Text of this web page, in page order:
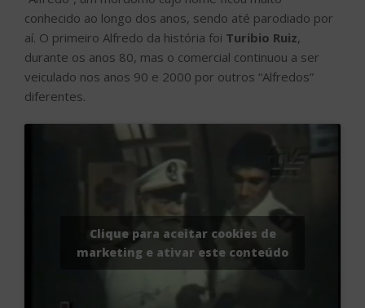
conhecido ao longo dos anos, sendo até parodiado por
aí. O primeiro Alfredo da história foi Turibio Ruiz,
durante os anos 80, mas o comercial continuou a ser
veiculado nos anos 90 e 2000 por outros “Alfredos”
diferentes.
Clique para aceitar cookies de
marketing e ativar este conteúdo